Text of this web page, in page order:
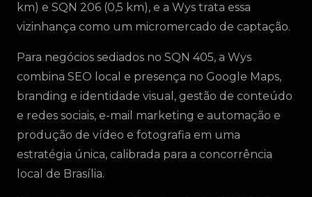
km) e SQN 206 (0,5 km), e a Wys trata essa
vizinhança como um micromercado de captação.
Para negócios sediados no SQN 405, a Wys
combina SEO local e presença no Google Maps,
branding e identidade visual, gestão de conteúdo
e redes sociais, e-mail marketing e automação e
produção de vídeo e fotografia em uma
estratégia única, calibrada para a concorrência
local de Brasília.